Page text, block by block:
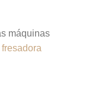
máquinas
fresadora